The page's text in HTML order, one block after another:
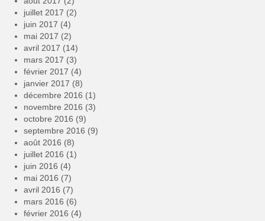
juillet 2017 (2)
juin 2017 (4)
mai 2017 (2)
avril 2017 (14)
mars 2017 (3)
février 2017 (4)
janvier 2017 (8)
décembre 2016 (1)
novembre 2016 (3)
octobre 2016 (9)
septembre 2016 (9)
août 2016 (8)
juillet 2016 (1)
juin 2016 (4)
mai 2016 (7)
avril 2016 (7)
mars 2016 (6)
février 2016 (4)